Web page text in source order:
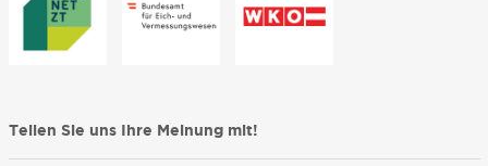
Teilen Sie uns Ihre Meinung mit!